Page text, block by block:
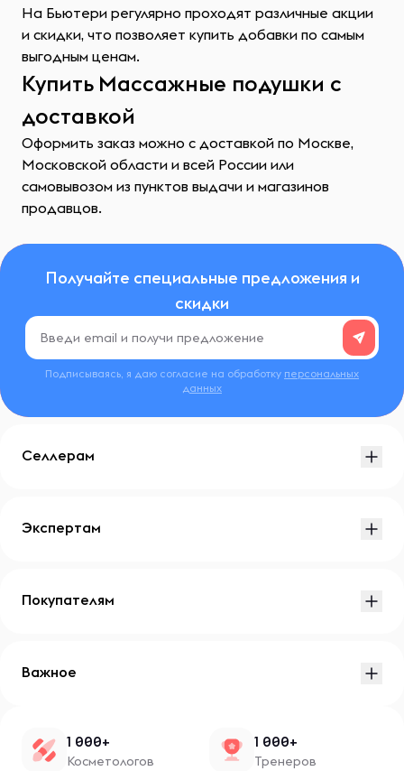
На Бьютери регулярно проходят различные акции
и скидки, что позволяет купить добавки по самым
выгодным ценам.
Купить Массажные подушки с
доставкой
Оформить заказ можно с доставкой по Москве,
Московской области и всей России или
самовывозом из пунктов выдачи и магазинов
продавцов.
Получайте специальные предложения и
скидки
Подписываясь, я даю согласие на обработку персональных
данных
Селлерам
Экспертам
Покупателям
Важное
1 000+
Косметологов
1 000+
Тренеров